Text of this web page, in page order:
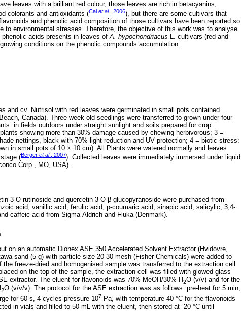
leaves with a brilliant red colour, those leaves are rich in betacyanins,
colorants and antioxidants (Cai et al., 2006), but there are some cultivars that
and phenolic acid composition of those cultivars have been reported so
to environmental stresses. Therefore, the objective of this work was to analyse
acids presents in leaves ofA. hypochondriacus L. cultivars (red and
conditions on the phenolic compounds accumulation.
and cv. Nutrisol with red leaves were germinated in small pots contained
Canada). Three-week-old seedlings were transferred to grown under four
in fields outdoors under straight sunlight and soils prepared for crop
showing more than 30% damage caused by chewing herbivorous; 3 =
nettings, black with 70% light reduction and UV protection; 4 = biotic stress:
in small pots of 10 × 10 cm). All Plants were watered normally and leaves
(Berger et al., 2007). Collected leaves were immediately immersed under liquid
Corp., MO, USA).
3-O-rutinoside and quercetin-3-O-β-glucopyranoside were purchased from
acid, vanillic acid, ferulic acid, p-coumaric acid, sinapic acid, salicylic, 3,4-
caffeic acid from Sigma-Aldrich and Fluka (Denmark).
on an automatic Dionex ASE 350 Accelerated Solvent Extractor (Hvidovre,
sand (5 g) with particle size 20-30 mesh (Fisher Chemicals) were added to
freeze-dried and homogenised sample was transferred to the extraction cell
on the top of the sample, the extraction cell was filled with glowed glass
extractor. The eluent for flavonoids was 70% MeOH/30% H2O (v/v) and for the
2O (v/v/v). The protocol for the ASE extraction was as follows: pre-heat for 5 min,
for 60 s, 4 cycles pressure 107 Pa, with temperature 40 °C for the flavonoids
in vials and filled to 50 mL with the eluent, then stored at -20 °C until